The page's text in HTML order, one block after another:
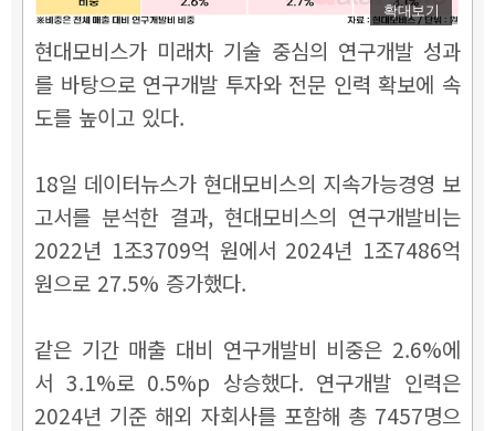
확대보기
현대모비스가 미래차 기술 중심의 연구개발 성과
를 바탕으로 연구개발 투자와 전문 인력 확보에 속
도를 높이고 있다.
18일 데이터뉴스가 현대모비스의 지속가능경영 보
고서를 분석한 결과, 현대모비스의 연구개발비는
2022년 1조3709억 원에서 2024년 1조7486억
원으로 27.5% 증가했다.
같은 기간 매출 대비 연구개발비 비중은 2.6%에
서 3.1%로 0.5%p 상승했다. 연구개발 인력은
2024년 기준 해외 자회사를 포함해 총 7457명으